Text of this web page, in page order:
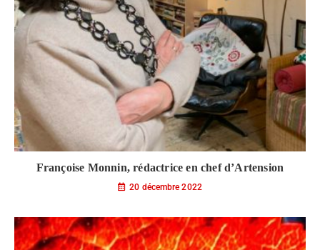
Françoise Monnin, rédactrice en chef d’Artension
20 décembre 2022